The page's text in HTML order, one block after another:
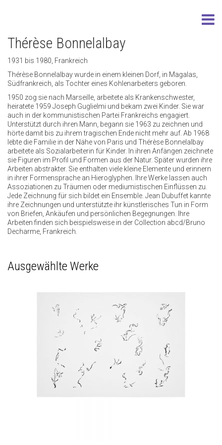
Thérèse Bonnelalbay
1931 bis 1980, Frankreich
Thérèse Bonnelalbay wurde in einem kleinen Dorf, in Magalas,
Südfrankreich, als Tochter eines Kohlenarbeiters geboren.
1950 zog sie nach Marseille, arbeitete als Krankenschwester,
heiratete 1959 Joseph Guglielmi und bekam zwei Kinder. Sie war
auch in der kommunistischen Partei Frankreichs engagiert.
Unterstützt durch ihren Mann, begann sie 1963 zu zeichnen und
hörte damit bis zu ihrem tragischen Ende nicht mehr auf. Ab 1968
lebte die Familie in der Nähe von Paris und Thérèse Bonnelalbay
arbeitete als Sozialarbeiterin für Kinder. In ihren Anfängen zeichnete
sie Figuren im Profil und Formen aus der Natur. Später wurden ihre
Arbeiten abstrakter. Sie enthalten viele kleine Elemente und erinnern
in ihrer Formensprache an Hieroglyphen. Ihre Werke lassen auch
Assoziationen zu Träumen oder mediumistischen Einflüssen zu.
Jede Zeichnung für sich bildet ein Ensemble. Jean Dubuffet kannte
ihre Zeichnungen und unterstützte ihr künstlerisches Tun in Form
von Briefen, Ankäufen und persönlichen Begegnungen. Ihre
Arbeiten finden sich beispielsweise in der Collection abcd/Bruno
Decharme, Frankreich.
Ausgewählte Werke